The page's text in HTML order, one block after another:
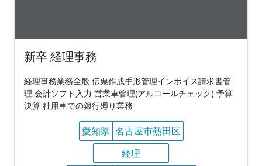
新卒 経理事務
経理事務業務全般 伝票作成手形管理インボイス請求書管
理 会計ソフト入力 営業車管理(アルコールチェック) 予算
決算 社用車での銀行廻り業務
愛知県 名古屋市熱田区
経理